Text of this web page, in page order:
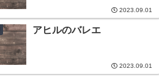
2023.09.01
アヒルのバレエ
2023.09.01